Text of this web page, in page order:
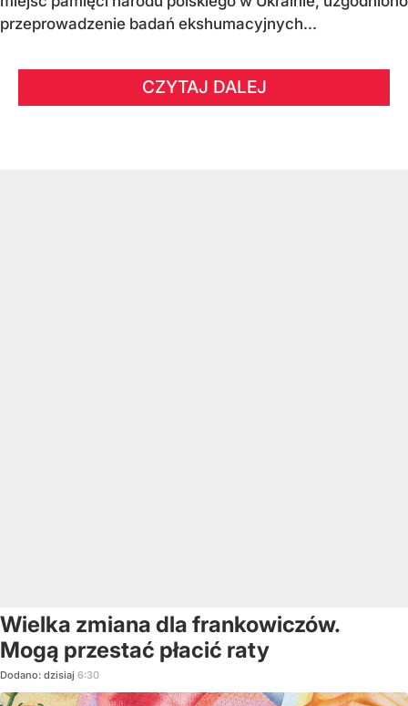
przeprowadzenie badań ekshumacyjnych...
CZYTAJ DALEJ
Wielka zmiana dla frankowiczów.
Mogą przestać płacić raty
Dodano: dzisiaj 6:30